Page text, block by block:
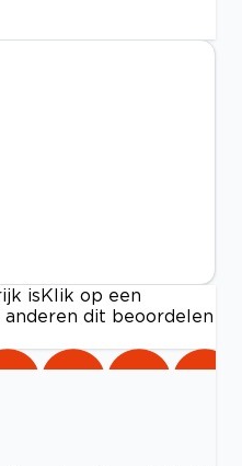
is Klik op een
dit beoordelen